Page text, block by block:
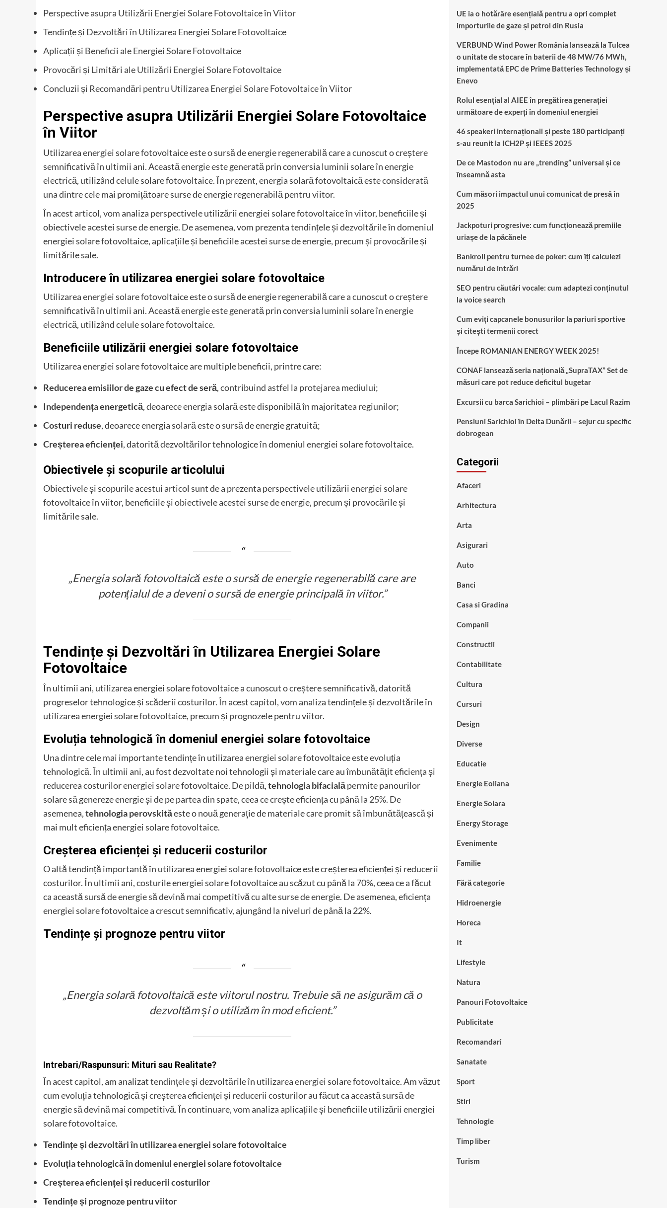
Perspective asupra Utilizării Energiei Solare Fotovoltaice în Viitor
Tendințe și Dezvoltări în Utilizarea Energiei Solare Fotovoltaice
Aplicații și Beneficii ale Energiei Solare Fotovoltaice
Provocări și Limitări ale Utilizării Energiei Solare Fotovoltaice
Concluzii și Recomandări pentru Utilizarea Energiei Solare Fotovoltaice în Viitor
Perspective asupra Utilizării Energiei Solare Fotovoltaice
în Viitor
Utilizarea energiei solare fotovoltaice este o sursă de energie regenerabilă care a cunoscut o creștere
semnificativă în ultimii ani. Această energie este generată prin conversia luminii solare în energie
electrică, utilizând celule solare fotovoltaice. În prezent, energia solară fotovoltaică este considerată
una dintre cele mai promițătoare surse de energie regenerabilă pentru viitor.
În acest articol, vom analiza perspectivele utilizării energiei solare fotovoltaice în viitor, beneficiile și
obiectivele acestei surse de energie. De asemenea, vom prezenta tendințele și dezvoltările în domeniul
energiei solare fotovoltaice, aplicațiile și beneficiile acestei surse de energie, precum și provocările și
limitările sale.
Introducere în utilizarea energiei solare fotovoltaice
Utilizarea energiei solare fotovoltaice este o sursă de energie regenerabilă care a cunoscut o creștere
semnificativă în ultimii ani. Această energie este generată prin conversia luminii solare în energie
electrică, utilizând celule solare fotovoltaice.
Beneficiile utilizării energiei solare fotovoltaice
Utilizarea energiei solare fotovoltaice are multiple beneficii, printre care:
Reducerea emisiilor de gaze cu efect de seră, contribuind astfel la protejarea mediului;
Independența energetică, deoarece energia solară este disponibilă în majoritatea regiunilor;
Costuri reduse, deoarece energia solară este o sursă de energie gratuită;
Creșterea eficienței, datorită dezvoltărilor tehnologice în domeniul energiei solare fotovoltaice.
Obiectivele și scopurile articolului
Obiectivele și scopurile acestui articol sunt de a prezenta perspectivele utilizării energiei solare
fotovoltaice în viitor, beneficiile și obiectivele acestei surse de energie, precum și provocările și
limitările sale.
„Energia solară fotovoltaică este o sursă de energie regenerabilă care are
potențialul de a deveni o sursă de energie principală în viitor.”
Tendințe și Dezvoltări în Utilizarea Energiei Solare
Fotovoltaice
În ultimii ani, utilizarea energiei solare fotovoltaice a cunoscut o creștere semnificativă, datorită
progreselor tehnologice și scăderii costurilor. În acest capitol, vom analiza tendințele și dezvoltările în
utilizarea energiei solare fotovoltaice, precum și prognozele pentru viitor.
Evoluția tehnologică în domeniul energiei solare fotovoltaice
Una dintre cele mai importante tendințe în utilizarea energiei solare fotovoltaice este evoluția
tehnologică. În ultimii ani, au fost dezvoltate noi tehnologii și materiale care au îmbunătățit eficiența și
reducerea costurilor energiei solare fotovoltaice. De pildă,tehnologia bifacialăpermite panourilor
solare să genereze energie și de pe partea din spate, ceea ce crește eficiența cu până la 25%. De
asemenea,tehnologia perovskităeste o nouă generație de materiale care promit să îmbunătățească și
mai mult eficiența energiei solare fotovoltaice.
Creșterea eficienței și reducerii costurilor
O altă tendință importantă în utilizarea energiei solare fotovoltaice este creșterea eficienței și reducerii
costurilor. În ultimii ani, costurile energiei solare fotovoltaice au scăzut cu până la 70%, ceea ce a făcut
ca această sursă de energie să devină mai competitivă cu alte surse de energie. De asemenea, eficiența
energiei solare fotovoltaice a crescut semnificativ, ajungând la niveluri de până la 22%.
Tendințe și prognoze pentru viitor
„Energia solară fotovoltaică este viitorul nostru. Trebuie să ne asigurăm că o
dezvoltăm și o utilizăm în mod eficient.”
Intrebari/Raspunsuri: Mituri sau Realitate?
În acest capitol, am analizat tendințele și dezvoltările în utilizarea energiei solare fotovoltaice. Am văzut
cum evoluția tehnologică și creșterea eficienței și reducerii costurilor au făcut ca această sursă de
energie să devină mai competitivă. În continuare, vom analiza aplicațiile și beneficiile utilizării energiei
solare fotovoltaice.
Tendințe și dezvoltări în utilizarea energiei solare fotovoltaice
Evoluția tehnologică în domeniul energiei solare fotovoltaice
Creșterea eficienței și reducerii costurilor
Tendințe și prognoze pentru viitor
UE ia o hotărâre esențială pentru a opri complet
importurile de gaze și petrol din Rusia
VERBUND Wind Power România lansează la Tulcea
o unitate de stocare în baterii de 48 MW/76 MWh,
implementată EPC de Prime Batteries Technology și
Enevo
Rolul esențial al AIEE în pregătirea generației
următoare de experți în domeniul energiei
46 speakeri internaționali și peste 180 participanți
s-au reunit la ICH2P și IEEES 2025
De ce Mastodon nu are „trending” universal și ce
înseamnă asta
Cum măsori impactul unui comunicat de presă în
2025
Jackpoturi progresive: cum funcționează premiile
uriașe de la păcănele
Bankroll pentru turnee de poker: cum îți calculezi
numărul de intrări
SEO pentru căutări vocale: cum adaptezi conținutul
la voice search
Cum eviți capcanele bonusurilor la pariuri sportive
și citești termenii corect
Începe ROMANIAN ENERGY WEEK 2025!
CONAF lansează seria națională „SupraTAX” Set de
măsuri care pot reduce deficitul bugetar
Excursii cu barca Sarichioi – plimbări pe Lacul Razim
Pensiuni Sarichioi în Delta Dunării – sejur cu specific
dobrogean
Categorii
Afaceri
Arhitectura
Arta
Asigurari
Auto
Banci
Casa si Gradina
Companii
Constructii
Contabilitate
Cultura
Cursuri
Design
Diverse
Educatie
Energie Eoliana
Energie Solara
Energy Storage
Evenimente
Familie
Fără categorie
Hidroenergie
Horeca
It
Lifestyle
Natura
Panouri Fotovoltaice
Publicitate
Recomandari
Sanatate
Sport
Stiri
Tehnologie
Timp liber
Turism